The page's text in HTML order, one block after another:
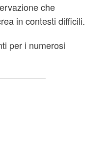
che
in contesti difficili.
per i numerosi